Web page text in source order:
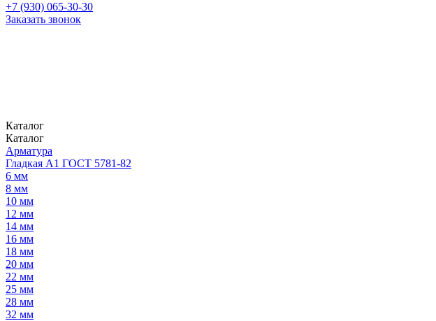
+7 (930) 065-30-30
Заказать звонок
Каталог
Каталог
Арматура
Гладкая А1 ГОСТ 5781-82
6 мм
8 мм
10 мм
12 мм
14 мм
16 мм
18 мм
20 мм
22 мм
25 мм
28 мм
32 мм